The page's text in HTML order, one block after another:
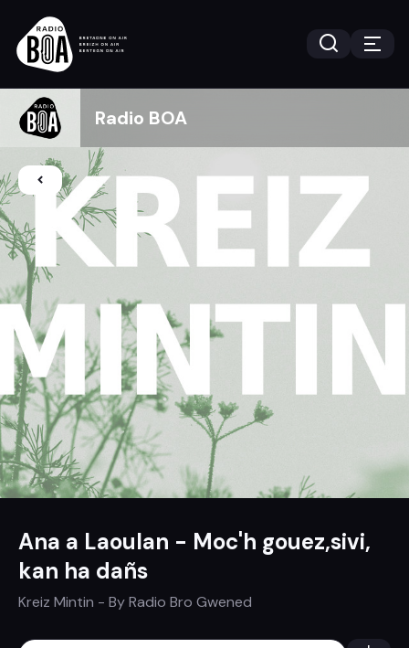
Radio BOA
Ana a Laoulan - Moc'h gouez,sivi,
kan ha dañs
Kreiz Mintin - ByRadio Bro Gwened